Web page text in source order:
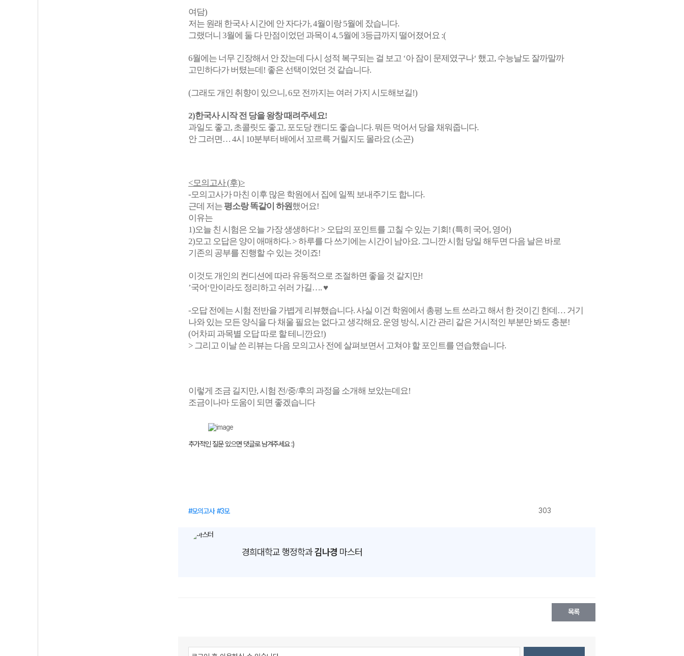
여담)
저는 원래 한국사 시간에 안 자다가, 4월이랑 5월에 잤습니다.
그랬더니 3월에 둘 다 만점이었던 과목이 4, 5월에 3등급까지 떨어졌어요 :(
6월에는 너무 긴장해서 안 잤는데 다시 성적 복구되는 걸 보고 ‘아 잠이 문제였구나‘ 했고, 수능날도 잘까말까
고민하다가 버텼는데! 좋은 선택이었던 것 같습니다.
(그래도 개인 취향이 있으니, 6모 전까지는 여러 가지 시도해보길!)
2)한국사 시작 전 당을 왕창 때려주세요!
과일도 좋고, 초콜릿도 좋고, 포도당 캔디도 좋습니다. 뭐든 먹어서 당을 채워줍니다.
안 그러면… 4시 10분부터 배에서 꼬르륵 거릴지도 몰라요 (소곤)
<모의고사 (후)>
-모의고사가 마친 이후 많은 학원에서 집에 일찍 보내주기도 합니다.
근데 저는 평소랑 똑같이 하원했어요!
이유는
1)오늘 친 시험은 오늘 가장 생생하다! > 오답의 포인트를 고칠 수 있는 기회! (특히 국어, 영어)
2)모고 오답은 양이 애매하다. > 하루를 다 쓰기에는 시간이 남아요. 그니깐 시험 당일 해두면 다음 날은 바로
기존의 공부를 진행할 수 있는 것이죠!
이것도 개인의 컨디션에 따라 유동적으로 조절하면 좋을 것 같지만!
’국어‘만이라도 정리하고 쉬러 가길…. ♥
-오답 전에는 시험 전반을 가볍게 리뷰했습니다. 사실 이건 학원에서 총평 노트 쓰라고 해서 한 것이긴 한데… 거기
나와 있는 모든 양식을 다 채울 필요는 없다고 생각해요. 운영 방식, 시간 관리 같은 거시적인 부분만 봐도 충분!
(어차피 과목별 오답 따로 할 테니깐요!)
> 그리고 이날 쓴 리뷰는 다음 모의고사 전에 살펴보면서 고쳐야 할 포인트를 연습했습니다.
이렇게 조금 길지만, 시험 전/중/후의 과정을 소개해 보았는데요!
조금이나마 도움이 되면 좋겠습니다
추가적인 질문 있으면 댓글로 남겨주세요 :)
모의고사 3모 303
경희대학교 행정학과김나경 마스터
목록